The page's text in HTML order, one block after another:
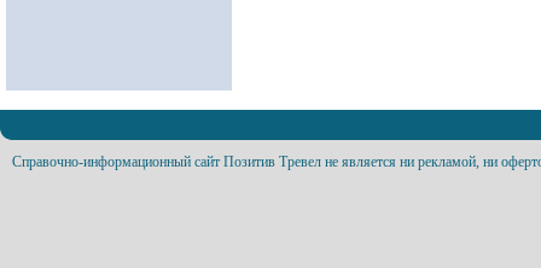
Справочно-информационный сайт Позитив Тревел не является ни рекламой, ни